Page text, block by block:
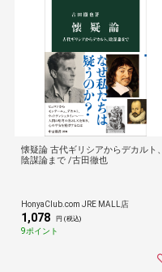
懐疑論 古代ギリシアからデカルト、
陰謀論まで /古田徹也
HonyaClub.com JRE MALL店
1,078 円 (税込)
9ポイント